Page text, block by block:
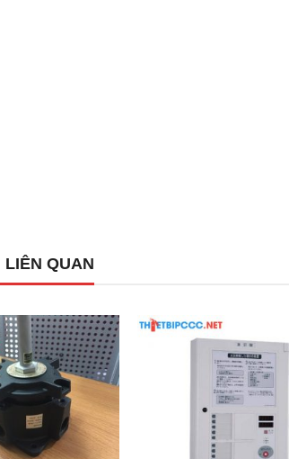
động:Từ -10°C đến +50°C.
và ưu điểm vượt trội của
LIÊN QUAN